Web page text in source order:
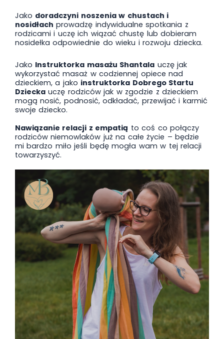
Jako doradczyni noszenia w chustach i
nosidłach prowadzę indywidualne spotkania z
rodzicami i uczę ich wiązać chustę lub dobieram
nosidełka odpowiednie do wieku i rozwoju dziecka.
Jako Instruktorka masażu Shantala uczę jak
wykorzystać masaż w codziennej opiece nad
dzieckiem, a jako instruktorka Dobrego Startu
Dziecka uczę rodziców jak w zgodzie z dzieckiem
mogą nosić, podnosić, odkładać, przewijać i karmić
swoje dziecko.
Nawiązanie relacji z empatią to coś co połączy
rodziców niemowlaków już na całe życie – będzie
mi bardzo miło jeśli będę mogła wam w tej relacji
towarzyszyć.